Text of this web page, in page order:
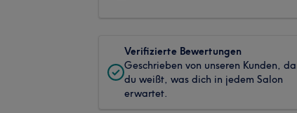
Verifizierte Bewertungen
Geschrieben von unseren Kunden,
du weißt, was dich in jedem Salon
erwartet.